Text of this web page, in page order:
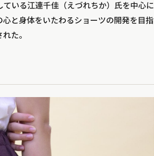
いる江連千佳（えづれちか）氏を中心に
と身体をいたわるショーツの開発を目指
た。